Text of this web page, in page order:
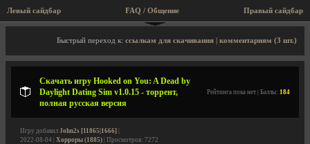
Левый сайдбар Правый сайдбар
FAQ / Общение
Описание игры, торрент, скриншоты, видео
Быстрый переход к: ссылкам для скачивания комментариям (3 шт.)
Скачать игру Hooked on You: A Dead by
Daylight Dating Sim v1.0.15 - торрент,
полная русская версия
Рейтинга пока нет | Баллы: 184
Игру добавил John2s [11865|1666]
2022-08-04 | Хорроры (1885) | Просмотров: 7272